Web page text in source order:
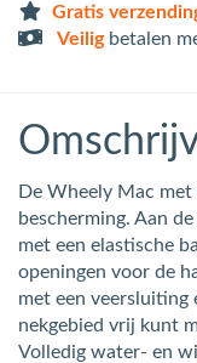
Gratis
Veiligbetalen
De Wheely Mac
bescherming. Aan
met een elastische
openingen voor de
met een veersluiting
nekgebied vrij kunt
Volledig water- en